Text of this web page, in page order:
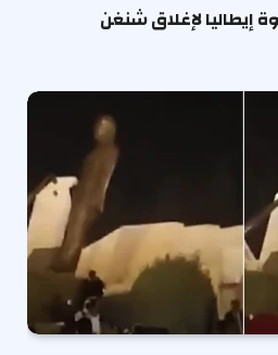
إيطاليا لإغلاق شنغن